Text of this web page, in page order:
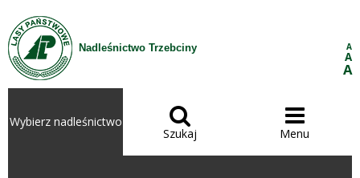
Przejdź do treści
Nadleśnictwo Trzebciny A
A
A
Wybierz nadleśnictwo 
Szukaj

Menu